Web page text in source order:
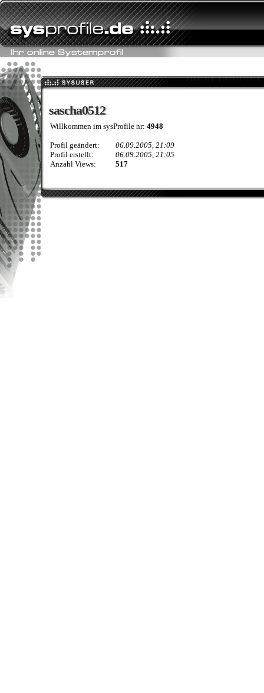
sascha0512
sascha0512
Willkommen im sysProfile nr: 4948
Profil geändert:
06.09.2005, 21:09
Profil erstellt:
06.09.2005, 21:05
Anzahl Views:
517